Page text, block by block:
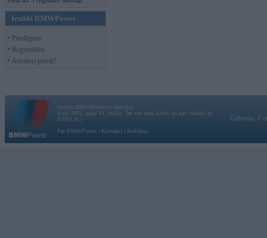
Ienākt BMWPower
• Pieslēgties
• Reģistrēties
• Aizmirsi paroli?
Vortāls BMWPower.lv darbojas
kopš 2002. gada 14. maija. Tas nav auto klubs un nav saistīts ar
BMW AG.
Par BMWPower
Kontakti Reklāma
Galvena